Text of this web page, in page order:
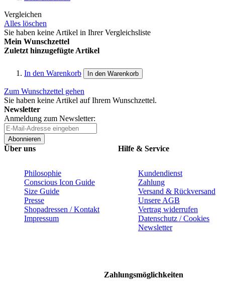
Vergleichen
Alles löschen
Sie haben keine Artikel in Ihrer Vergleichsliste
Mein Wunschzettel
Zuletzt hinzugefügte Artikel
In den Warenkorb In den Warenkorb
Zum Wunschzettel gehen
Sie haben keine Artikel auf Ihrem Wunschzettel.
Newsletter
Anmeldung zum Newsletter:
Abonnieren
Über uns
Philosophie
Conscious Icon Guide
Size Guide
Presse
Shopadressen / Kontakt
Impressum
Hilfe & Service
Kundendienst
Zahlung
Versand & Rückversand
Unsere AGB
Vertrag widerrufen
Datenschutz / Cookies
Newsletter
Zahlungsmöglichkeiten